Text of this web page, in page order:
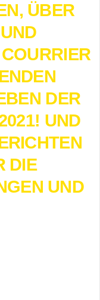
ÜBER
DER
UND
DIE
UND